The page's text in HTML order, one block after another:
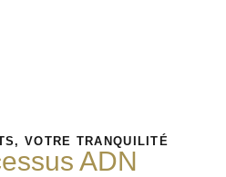
VOTRE TRANQUILITÉ
ADN